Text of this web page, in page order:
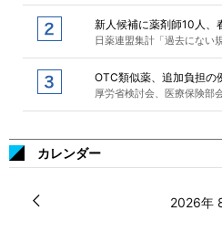
新人候補に薬剤師10人、
日薬連盟集計「過去にない
OTC類似薬、追加負担の
厚労省検討会、医療保険部
カレンダー
2026年